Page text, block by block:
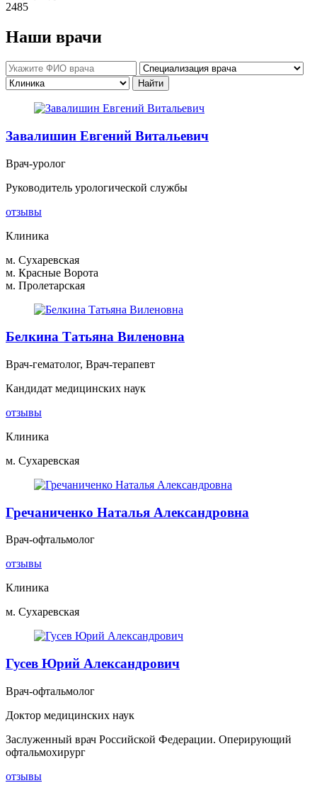
2485
Наши врачи
Завалишин Евгений Витальевич
Врач-уролог
Руководитель урологической службы
отзывы
Клиника
м. Сухаревская
м. Красные Ворота
м. Пролетарская
Белкина Татьяна Виленовна
Врач-гематолог, Врач-терапевт
Кандидат медицинских наук
отзывы
Клиника
м. Сухаревская
Гречаниченко Наталья Александровна
Врач-офтальмолог
отзывы
Клиника
м. Сухаревская
Гусев Юрий Александрович
Врач-офтальмолог
Доктор медицинских наук
Заслуженный врач Российской Федерации. Оперирующий
офтальмохирург
отзывы